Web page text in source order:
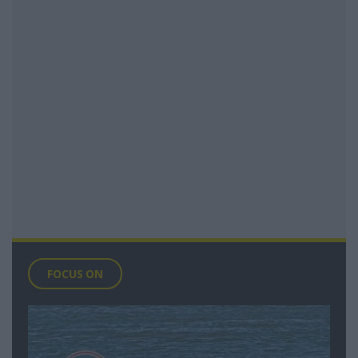
FOCUS ON